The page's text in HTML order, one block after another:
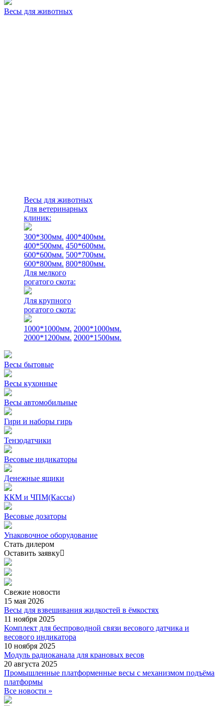
Весы для животных
Весы для животных
Для ветеринарных
клиник:
300*300мм. 400*400мм.
400*500мм. 450*600мм.
600*600мм. 500*700мм.
600*800мм. 800*800мм.
Для мелкого
рогатого скота:
Для крупного
рогатого скота:
1000*1000мм. 2000*1000мм.
2000*1200мм. 2000*1500мм.
Весы бытовые
Весы кухонные
Весы автомобильные
Гири и наборы гирь
Тензодатчики
Весовые индикаторы
Денежные ящики
ККМ и ЧПМ(Кассы)
Весовые дозаторы
Упаковочное оборудование
Стать дилером
Оставить заявку
Свежие новости
15 мая 2026
Весы для взвешивания жидкостей в ёмкостях
11 ноября 2025
Комплект для беспроводной связи весового датчика и
весового индикатора
10 ноября 2025
Модуль радиоканала для крановых весов
20 августа 2025
Промышленные платформенные весы с механизмом подъёма
платформы
Все новости »